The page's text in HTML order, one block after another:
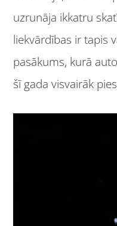
uzrunāja ikkatru
liekvārdības ir tapis
pasākums, kurā
šī gada visvairāk